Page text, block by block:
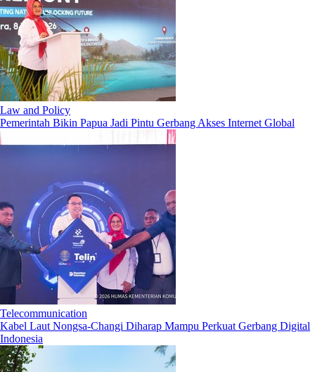
Law and Policy
Pemerintah Bikin Papua Jadi Pintu Gerbang Akses Internet Global
Telecommunication
Kabel Laut Nongsa-Changi Diharap Mampu Perkuat Gerbang Digital
Indonesia